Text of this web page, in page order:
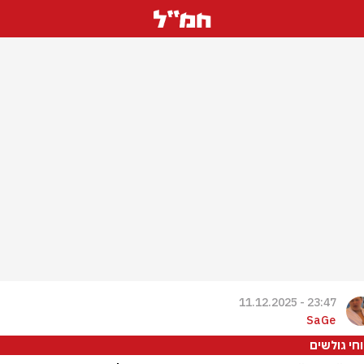
23:47 - 11.12.2025
SaGe
גולשים